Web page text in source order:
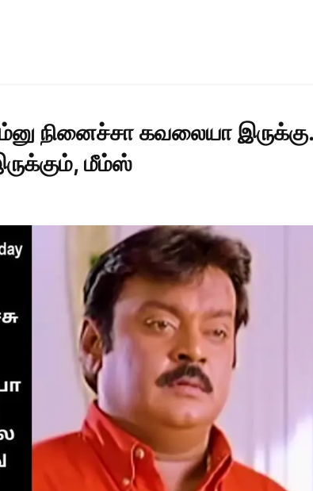
நினைச்சா கவலையா
மீம்ஸ்